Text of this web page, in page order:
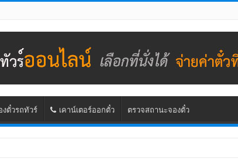
ตั๋วรถทัวร์ เคาน์เตอร์ออกตั๋ว ตรวจสถานะจองตั๋ว